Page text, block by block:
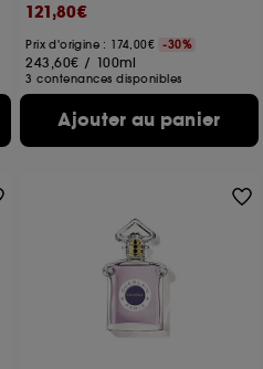
121,80€
Prix d'origine : 174,00€ -30%
243,60€ / 100ml
3 contenances disponibles
Ajouter au panier